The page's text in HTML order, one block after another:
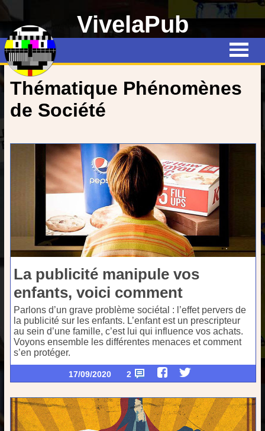
VivelaPub
Interviews
Devenez rédacteur !
Contact
Thématique Phénomènes
de Société
La publicité manipule vos
enfants, voici comment
Parlons d’un grave problème sociétal : l’effet pervers de
la publicité sur les enfants. L’enfant est un prescripteur
au sein d’une famille, c’est lui qui influence vos achats.
Voyons ensemble les différentes menaces et comment
s’en protéger.
17/09/2020 2